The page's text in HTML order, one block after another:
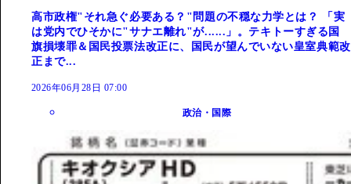
高市政権"それ急ぐ必要ある？"問題の不穏な力学とは？ 「実
は党内でひそかに"サナエ離れ"が......」。テキトーすぎる国
旗損壊罪＆国民投票法改正に、国民が望んでいない皇室典範改
正まで...
2026年06月28日 07:00
政治・国際